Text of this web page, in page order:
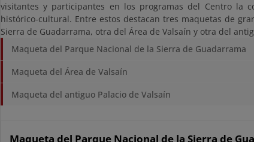
visitantes y participantes en los programas del Centro la
histórico-cultural. Entre estos destacan tres maquetas de
Sierra de Guadarrama, otra del Área de Valsaín y otra del
Maqueta del Parque Nacional de la Sierra de Guadarrama
Maqueta del Área de Valsaín
Maqueta del antiguo Palacio de Valsaín
Maqueta del Parque Nacional de la Sierra de